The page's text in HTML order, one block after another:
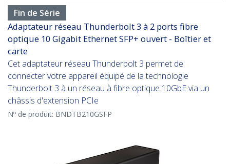
Fin de Série
Adaptateur réseau Thunderbolt 3 à 2 ports fibre
optique 10 Gigabit Ethernet SFP+ ouvert - Boîtier et
carte
Cet adaptateur réseau Thunderbolt 3 permet de
connecter votre appareil équipé de la technologie
Thunderbolt 3 à un réseau à fibre optique 10GbE via un
châssis d'extension PCIe
Nº de produit: BNDTB210GSFP